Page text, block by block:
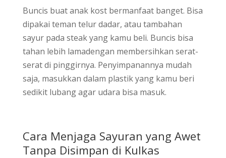
Buncis buat anak kost bermanfaat banget. Bisa
dipakai teman telur dadar, atau tambahan
sayur pada steak yang kamu beli. Buncis bisa
tahan lebih lamadengan membersihkan serat-
serat di pinggirnya. Penyimpanannya mudah
saja, masukkan dalam plastik yang kamu beri
sedikit lubang agar udara bisa masuk.
Cara Menjaga Sayuran yang Awet
Tanpa Disimpan di Kulkas